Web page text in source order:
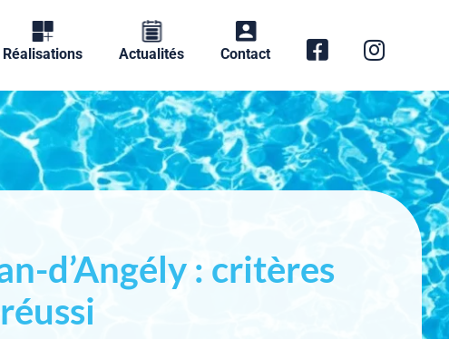
Réalisations Actualités Contact
d’Angély : critères